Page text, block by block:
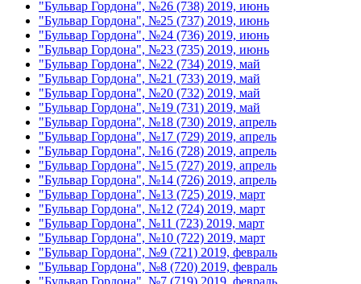
"Бульвар Гордона", №26 (738) 2019, июнь
"Бульвар Гордона", №25 (737) 2019, июнь
"Бульвар Гордона", №24 (736) 2019, июнь
"Бульвар Гордона", №23 (735) 2019, июнь
"Бульвар Гордона", №22 (734) 2019, май
"Бульвар Гордона", №21 (733) 2019, май
"Бульвар Гордона", №20 (732) 2019, май
"Бульвар Гордона", №19 (731) 2019, май
"Бульвар Гордона", №18 (730) 2019, апрель
"Бульвар Гордона", №17 (729) 2019, апрель
"Бульвар Гордона", №16 (728) 2019, апрель
"Бульвар Гордона", №15 (727) 2019, апрель
"Бульвар Гордона", №14 (726) 2019, апрель
"Бульвар Гордона", №13 (725) 2019, март
"Бульвар Гордона", №12 (724) 2019, март
"Бульвар Гордона", №11 (723) 2019, март
"Бульвар Гордона", №10 (722) 2019, март
"Бульвар Гордона", №9 (721) 2019, февраль
"Бульвар Гордона", №8 (720) 2019, февраль
"Бульвар Гордона", №7 (719) 2019, февраль